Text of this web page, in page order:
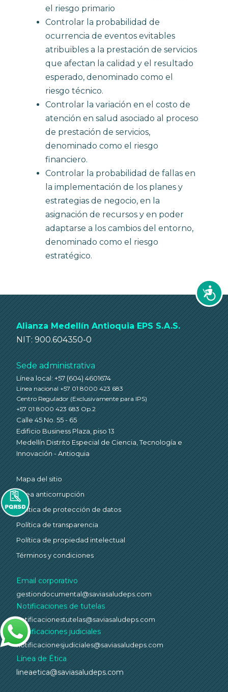
el riesgo primario
Controlar la probabilidad de
ocurrencia de eventos evitables
atribuibles a la prestación de servicios
que afectan la calidad y el resultado
esperado, denominado como el
riesgo técnico.
Controlar la variación en el costo de
atención en salud asociado al proceso
de prestación de servicios,
denominado como el riesgo
financiero.
Controlar la probabilidad de fallas en
la implementación de los planes y
estrategias de negocio, en la
asignación de recursos y en poder
adaptarse a los cambios del entorno,
denominado como el riesgo
estratégico.
Alianza Medellín Antioquia EPS S.A.S.
NIT: 900.604350-0
Sede administrativa
Línea local: +57 (604) 4601674
Línea nacional +57 01 8000 423 683
Centro Regulador (Exclusivamente para IPS)
+57 01 8000 423 683 Op.2
Calle 45 No. 55 - 65
Edificio Business Plaza, piso 13
Medellín Distrito Especial de Ciencia, Tecnología e
Innovación - Antioquia
Mapa del sitio
Línea anticorrupción
Política de protección de datos
Política de transparencia
Política de propiedad intelectual
Términos y condiciones
Email corporativo
gestiondocumental@saviasaludeps.com
Notificaciones de tutelas
notificacionestutelas@saviasaludeps.com
Notificaciones judiciales
notificacionesjudiciales@saviasaludeps.com
Línea de Ética
lineaetica@saviasaludeps.com